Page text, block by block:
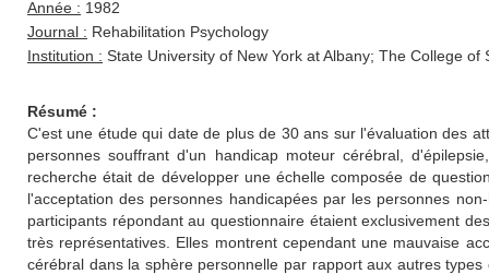
Année : 1982
Journal : Rehabilitation Psychology
Institution : State University of New York at Albany; The College of
Résumé :
C'est une étude qui date de plus de 30 ans sur l'évaluation des
personnes souffrant d'un handicap moteur cérébral,
recherche était de développer une échelle composée de
l'acceptation des personnes handicapées par les personnes
participants répondant au questionnaire étaient exclusivement
très représentatives. Elles montrent cependant une mauvaise
cérébral dans la sphère personnelle par rapport aux autres